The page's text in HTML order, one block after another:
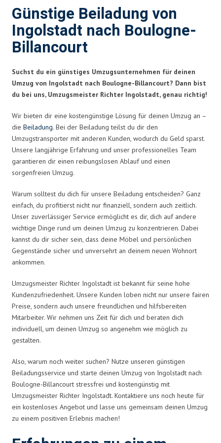
Günstige Beiladung von
Ingolstadt nach Boulogne-
Billancourt
Suchst du ein günstiges Umzugsunternehmen für deinen
Umzug von Ingolstadt nach Boulogne-Billancourt? Dann bist
du bei uns, Umzugsmeister Richter Ingolstadt, genau richtig!
Wir bieten dir eine kostengünstige Lösung für deinen Umzug an –
die Beiladung. Bei der Beiladung teilst du dir den
Umzugstransporter mit anderen Kunden, wodurch du Geld sparst.
Unsere langjährige Erfahrung und unser professionelles Team
garantieren dir einen reibungslosen Ablauf und einen
sorgenfreien Umzug.
Warum solltest du dich für unsere Beiladung entscheiden? Ganz
einfach, du profitierst nicht nur finanziell, sondern auch zeitlich.
Unser zuverlässiger Service ermöglicht es dir, dich auf andere
wichtige Dinge rund um deinen Umzug zu konzentrieren. Dabei
kannst du dir sicher sein, dass deine Möbel und persönlichen
Gegenstände sicher und unversehrt an deinem neuen Wohnort
ankommen.
Umzugsmeister Richter Ingolstadt ist bekannt für seine hohe
Kundenzufriedenheit. Unsere Kunden loben nicht nur unsere fairen
Preise, sondern auch unsere freundlichen und hilfsbereiten
Mitarbeiter. Wir nehmen uns Zeit für dich und beraten dich
individuell, um deinen Umzug so angenehm wie möglich zu
gestalten.
Also, warum noch weiter suchen? Nutze unseren günstigen
Beiladungsservice und starte deinen Umzug von Ingolstadt nach
Boulogne-Billancourt stressfrei und kostengünstig mit
Umzugsmeister Richter Ingolstadt. Kontaktiere uns noch heute für
ein kostenloses Angebot und lasse uns gemeinsam deinen Umzug
zu einem positiven Erlebnis machen!